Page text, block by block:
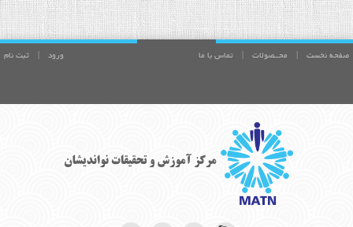
صفحه نخست محــصولات تماس با ما ورود ثبت نام